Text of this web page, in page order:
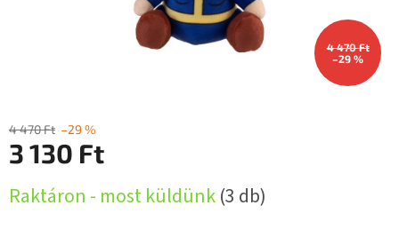
4 470 Ft
–29 %
4 470 Ft –29 %
3 130 Ft
Raktáron - most küldünk(3 db)